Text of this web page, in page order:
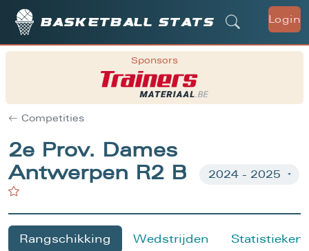
Basketball stats Login
Sponsors
Competities
2e Prov. Dames
Antwerpen R2 B
Rangschikking Wedstrijden Statistieken